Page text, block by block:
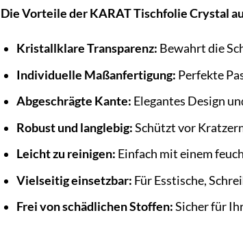
Die Vorteile der KARAT Tischfolie Crystal
Kristallklare Transparenz: Bewahrt die
Individuelle Maßanfertigung: Perfekte
Abgeschrägte Kante: Elegantes Design
Robust und langlebig:Schützt vor
Leicht zu reinigen: Einfach mit einem
Vielseitig einsetzbar: Für Esstische,
Frei von schädlichen Stoffen:Sicher für